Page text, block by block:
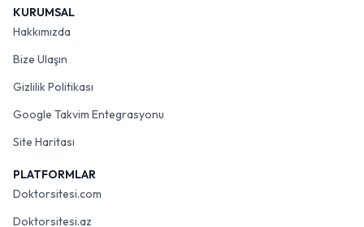
KURUMSAL
Hakkımızda
Bize Ulaşın
Gizlilik Politikası
Google Takvim Entegrasyonu
Site Haritası
PLATFORMLAR
Doktorsitesi.com
Doktorsitesi.az